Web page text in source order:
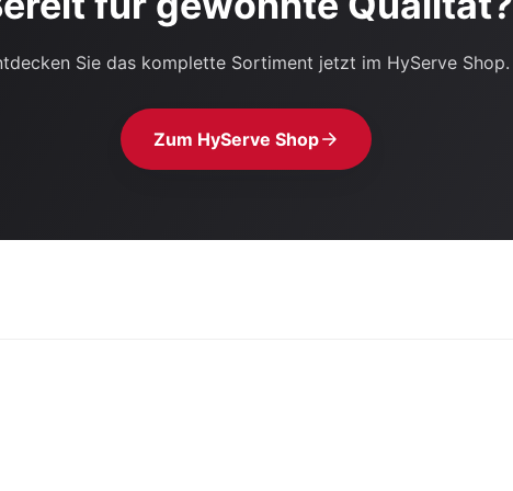
Sie das komplette Sortiment jetzt im HyServe Shop.
Zum HyServe Shop